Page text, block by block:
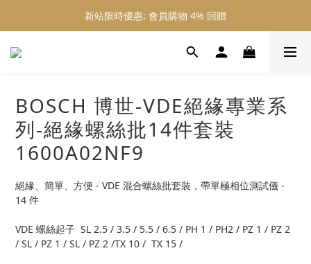
新站限時優惠: 會員購物 4% 回贈
新站限時優惠: 會員購物 4% 回贈
新站限時優惠: 滿 $800 順豐免運費
BOSCH 博世-VDE絕緣專業系
列-絕緣螺絲批14件套裝
1600A02NF9
絕緣、簡單、方便 - VDE 混合螺絲批套裝，帶單極相位測試儀 -
14 件
VDE 螺絲起子  SL 2.5 / 3.5 / 5.5 / 6.5 / PH 1 / PH2 / PZ 1 / PZ 2
/ SL / PZ 1 / SL / PZ 2 /TX 10 /  TX 15 /